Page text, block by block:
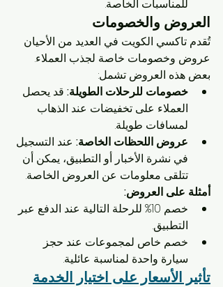
للمناسبات الخاصة.
العروض والخصومات
تُقدم تاكسي الكويت في العديد من الأحيان
عروض وخصومات خاصة لجذب العملاء.
بعض هذه العروض تشمل:
خصومات للرحلات الطويلة: قد يحصل
العملاء على تخفيضات عند الذهاب
لمسافات طويلة.
عروض اللحظات الخاصة: عند التسجيل
في نشرة الأخبار أو التطبيق، يمكن أن
تتلقى معلومات عن العروض الخاصة.
أمثلة على العروض:
خصم 10% للرحلة التالية عند الدفع عبر
التطبيق.
خصم خاص لمجموعات عند حجز
سيارة واحدة لمناسبة عائلية.
تأثير الأسعار على اختيار الخدمة